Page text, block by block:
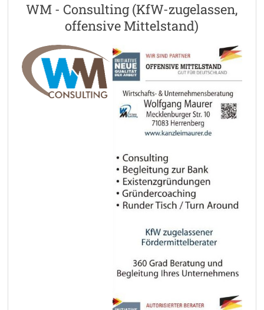
WM - Consulting (KfW-zugelassen,
offensive Mittelstand)